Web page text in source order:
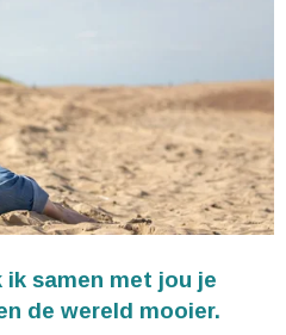
ik samen met jou je
de wereld mooier.